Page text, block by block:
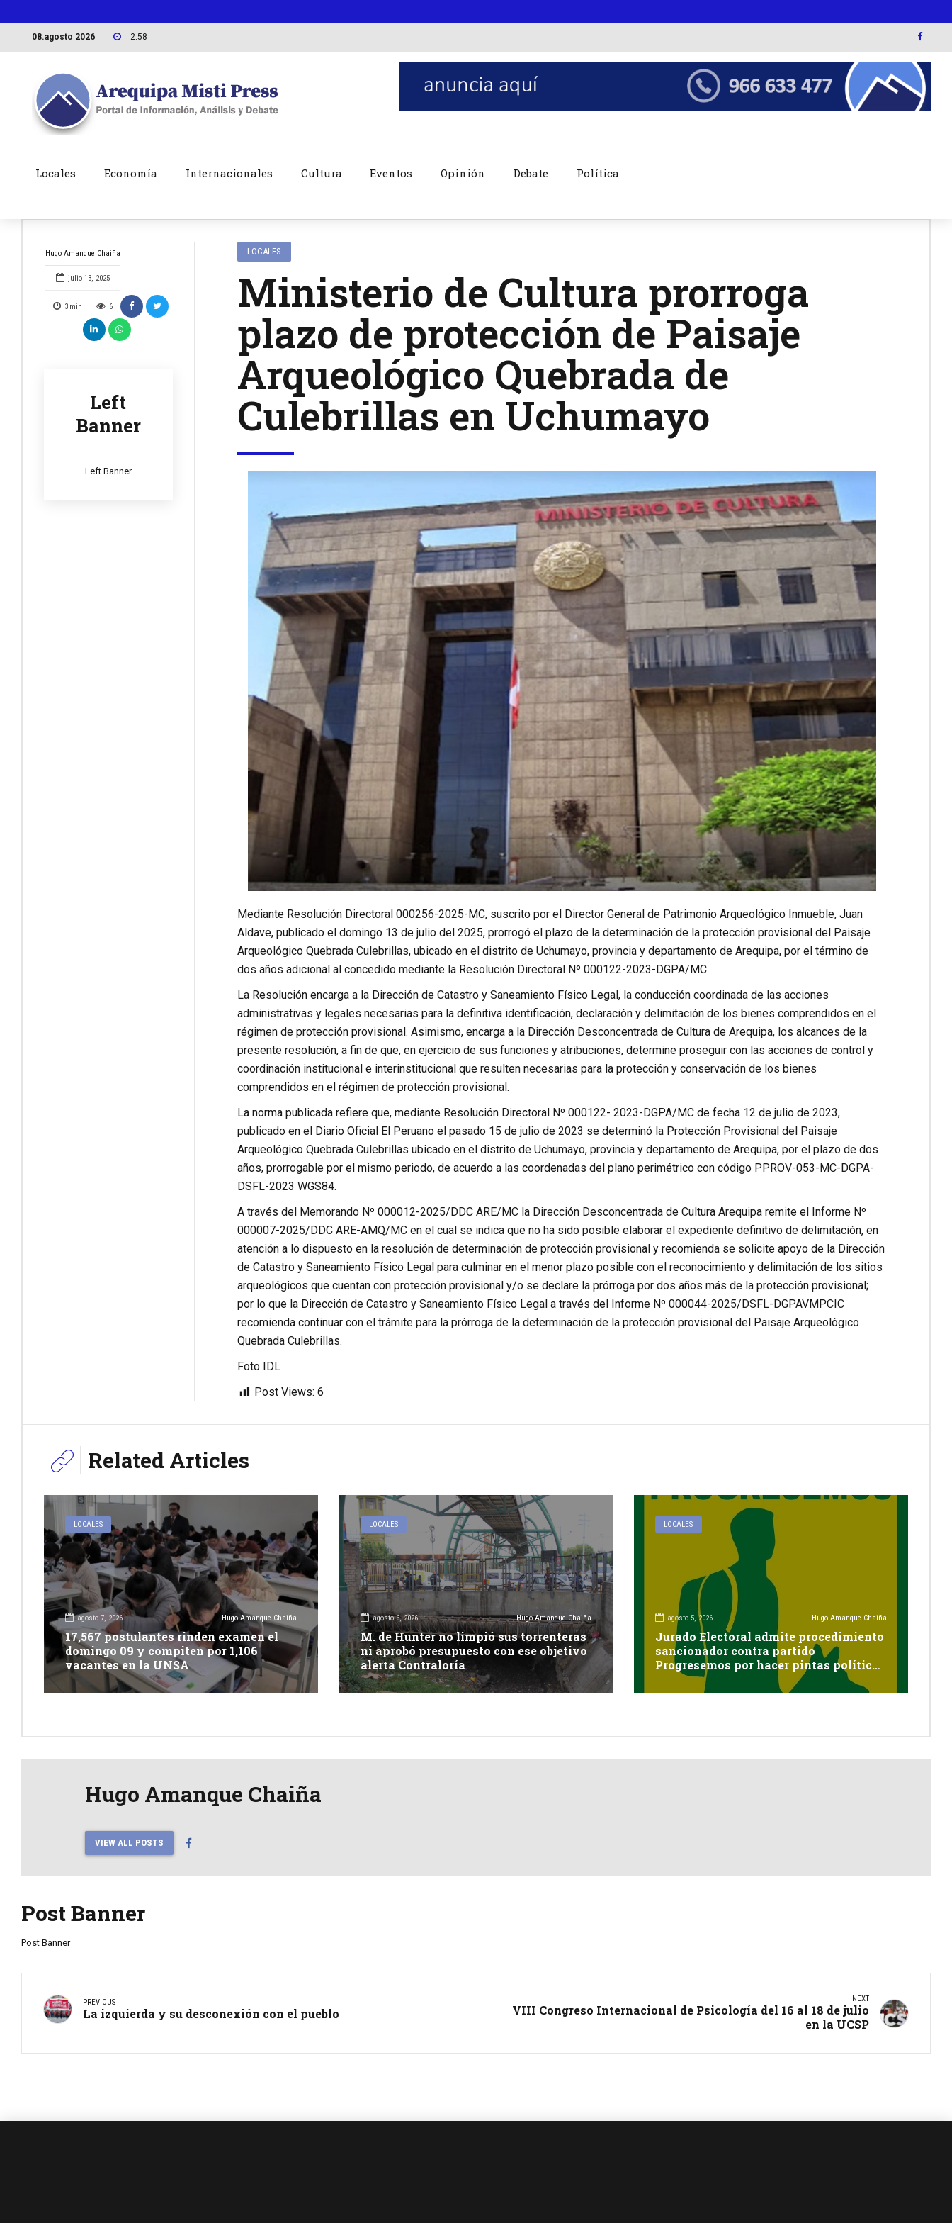
08.agosto 2026 2:58
Locales Economía Internacionales Cultura Eventos Opinión Debate Política
Hugo Amanque Chaiña
julio 13, 2025
3 min 6
Left
Banner
Left Banner
LOCALES
Ministerio de Cultura prorroga
plazo de protección de Paisaje
Arqueológico Quebrada de
Culebrillas en Uchumayo
Mediante Resolución Directoral 000256-2025-MC, suscrito por el Director General de Patrimonio Arqueológico Inmueble, Juan
Aldave, publicado el domingo 13 de julio del 2025, prorrogó el plazo de la determinación de la protección provisional del Paisaje
Arqueológico Quebrada Culebrillas, ubicado en el distrito de Uchumayo, provincia y departamento de Arequipa, por el término de
dos años adicional al concedido mediante la Resolución Directoral Nº 000122-2023-DGPA/MC.
La Resolución encarga a la Dirección de Catastro y Saneamiento Físico Legal, la conducción coordinada de las acciones
administrativas y legales necesarias para la definitiva identificación, declaración y delimitación de los bienes comprendidos en el
régimen de protección provisional. Asimismo, encarga a la Dirección Desconcentrada de Cultura de Arequipa, los alcances de la
presente resolución, a fin de que, en ejercicio de sus funciones y atribuciones, determine proseguir con las acciones de control y
coordinación institucional e interinstitucional que resulten necesarias para la protección y conservación de los bienes
comprendidos en el régimen de protección provisional.
La norma publicada refiere que, mediante Resolución Directoral Nº 000122- 2023-DGPA/MC de fecha 12 de julio de 2023,
publicado en el Diario Oficial El Peruano el pasado 15 de julio de 2023 se determinó la Protección Provisional del Paisaje
Arqueológico Quebrada Culebrillas ubicado en el distrito de Uchumayo, provincia y departamento de Arequipa, por el plazo de dos
años, prorrogable por el mismo periodo, de acuerdo a las coordenadas del plano perimétrico con código PPROV-053-MC-DGPA-
DSFL-2023 WGS84.
A través del Memorando Nº 000012-2025/DDC ARE/MC la Dirección Desconcentrada de Cultura Arequipa remite el Informe Nº
000007-2025/DDC ARE-AMQ/MC en el cual se indica que no ha sido posible elaborar el expediente definitivo de delimitación, en
atención a lo dispuesto en la resolución de determinación de protección provisional y recomienda se solicite apoyo de la Dirección
de Catastro y Saneamiento Físico Legal para culminar en el menor plazo posible con el reconocimiento y delimitación de los sitios
arqueológicos que cuentan con protección provisional y/o se declare la prórroga por dos años más de la protección provisional;
por lo que la Dirección de Catastro y Saneamiento Físico Legal a través del Informe Nº 000044-2025/DSFL-DGPAVMPCIC
recomienda continuar con el trámite para la prórroga de la determinación de la protección provisional del Paisaje Arqueológico
Quebrada Culebrillas.
Foto IDL
Post Views: 6
Related Articles
LOCALES
agosto 7, 2026 Hugo Amanque Chaiña
17,567 postulantes rinden examen el
domingo 09 y compiten por 1,106
vacantes en la UNSA
LOCALES
agosto 6, 2026 Hugo Amanque Chaiña
M. de Hunter no limpió sus torrenteras
ni aprobó presupuesto con ese objetivo
alerta Contraloría
LOCALES
agosto 5, 2026 Hugo Amanque Chaiña
Jurado Electoral admite procedimiento
sancionador contra partido
Progresemos por hacer pintas políticas
sin autorización en Cayma
Hugo Amanque Chaiña
VIEW ALL POSTS
Post Banner
Post Banner
PREVIOUS
La izquierda y su desconexión con el pueblo
NEXT
VIII Congreso Internacional de Psicología del 16 al 18 de julio
en la UCSP